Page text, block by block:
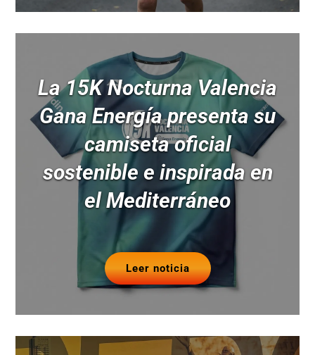
La 15K Nocturna Valencia
Gana Energía presenta su
camiseta oficial
sostenible e inspirada en
el Mediterráneo
Leer noticia